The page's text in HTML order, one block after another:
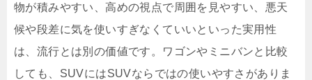
物が積みやすい、高めの視点で周囲を見やすい、悪天
候や段差に気を使いすぎなくていいといった実用性
は、流行とは別の価値です。ワゴンやミニバンと比較
しても、SUVにはSUVならではの使いやすさがありま